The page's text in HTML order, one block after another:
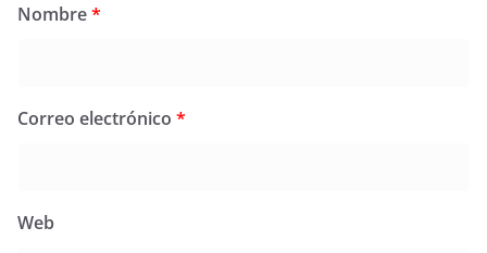
Nombre*
Correo electrónico *
Web